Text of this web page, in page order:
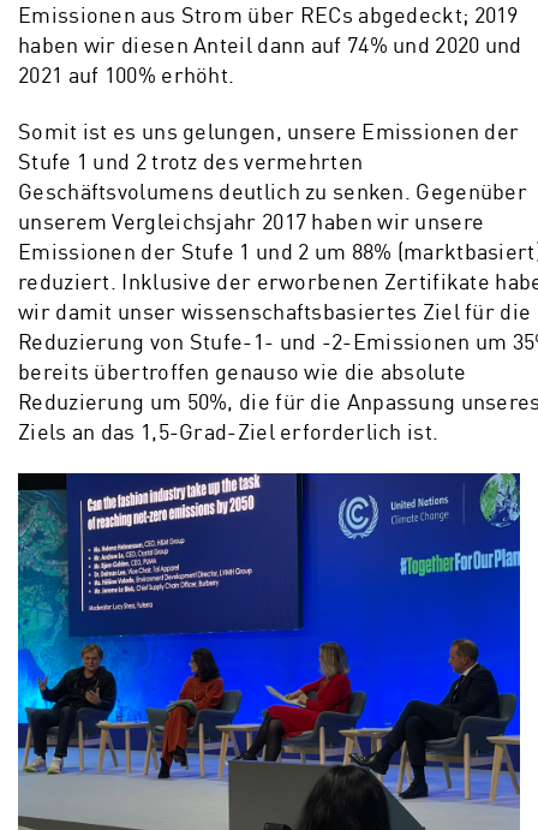
Emissionen aus Strom über RECs abgedeckt; 2019
haben wir diesen Anteil dann auf 74% und 2020 und
2021 auf 100% erhöht.
Somit ist es uns gelungen, unsere Emissionen der
Stufe 1 und 2 trotz des vermehrten
Geschäftsvolumens deutlich zu senken. Gegenüber
unserem Vergleichsjahr 2017 haben wir unsere
Emissionen der Stufe 1 und 2 um 88%
reduziert. Inklusive der erworbenen Zertifikate
wir damit unser wissenschaftsbasiertes Ziel für die
Reduzierung von Stufe-1- und -2-Emissionen um
bereits übertroffen genauso wie die absolute
Reduzierung um 50%, die für die Anpassung
Ziels an das 1,5-Grad-Ziel erforderlich ist.